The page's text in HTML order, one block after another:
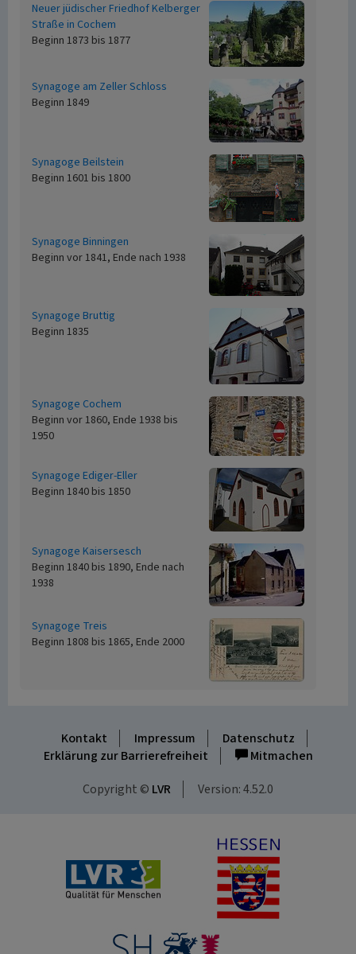
Neuer jüdischer Friedhof Kelberger
Straße in Cochem
Beginn 1873 bis 1877
Synagoge am Zeller Schloss
Beginn 1849
Synagoge Beilstein
Beginn 1601 bis 1800
Synagoge Binningen
Beginn vor 1841, Ende nach 1938
Synagoge Bruttig
Beginn 1835
Synagoge Cochem
Beginn vor 1860, Ende 1938 bis
1950
Synagoge Ediger-Eller
Beginn 1840 bis 1850
Synagoge Kaisersesch
Beginn 1840 bis 1890, Ende nach
1938
Synagoge Treis
Beginn 1808 bis 1865, Ende 2000
Kontakt Impressum
Datenschutz
Erklärung zur Barrierefreiheit
Mitmachen
Copyright © LVR Version: 4.52.0